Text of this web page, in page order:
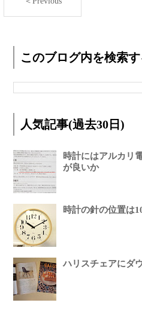
このブログ内を検索
人気記事(過去30日)
時計にはアルカリ
が良いか
時計の針の位置は
ハリスチェアにダ